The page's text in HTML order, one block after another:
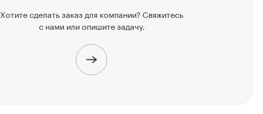
Хотите сделать заказ для компании? Свяжитесь
с нами или опишите задачу.